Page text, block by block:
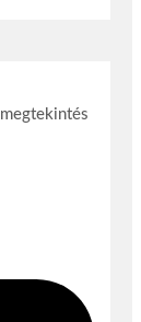
megtekintés